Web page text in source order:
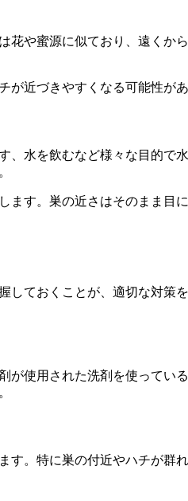
や蜜源に似ており、遠くか
近づきやすくなる可能性があ
、水を飲むなど様々な目的で
ます。巣の近さはそのまま目
ておくことが、適切な対策
が使用された洗剤を使ってい
す。特に巣の付近やハチが群